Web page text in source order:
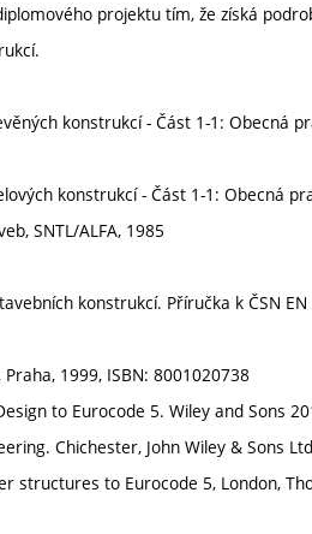
projektu tím, že získá
konstrukcí - Část 1-1: Obecná
konstrukcí - Část 1-1: Obecná
SNTL/ALFA, 1985
konstrukcí. Příručka k ČSN
1999, ISBN: 8001020738
to Eurocode 5. Wiley and Sons
Chichester, John Wiley & Sons
structures to Eurocode 5, London,